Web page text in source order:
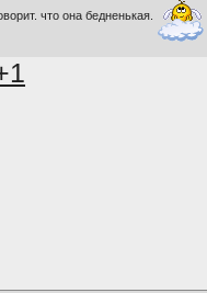
что она бедненькая.